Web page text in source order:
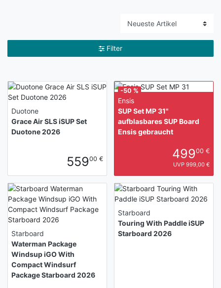
Filter
Duotone
Grace Air SLS iSUP Set
Duotone 2026
55900 €
Ensis
SUP Set MP 31"
aufblasbares SUP Board
Ensis gebraucht
49900 €
UVP 999,00 €
-50 %
Starboard
Waterman Package
Windsup iGO With
Compact Windsurf
Package Starboard 2026
Starboard
Touring With Paddle iSUP
Starboard 2026